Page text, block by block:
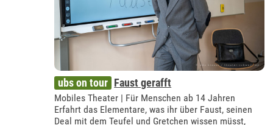
ubs on tour Faust gerafft
Mobiles Theater | Für Menschen ab 14 Jahren
Erfahrt das Elementare, was ihr über Faust, seinen
Deal mit dem Teufel und Gretchen wissen müsst,